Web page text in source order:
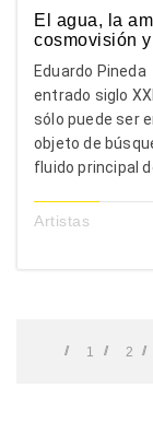
El agua, la
cosmovisión
Eduardo
entrado siglo
sólo puede ser
objeto de
fluido principal
Artistas
1 2